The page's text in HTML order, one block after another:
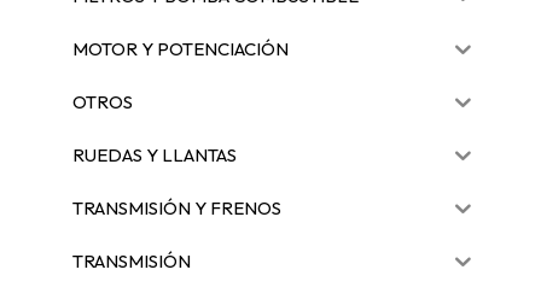
MOTOR Y POTENCIACIÓN
OTROS
RUEDAS Y LLANTAS
TRANSMISIÓN Y FRENOS
TRANSMISIÓN